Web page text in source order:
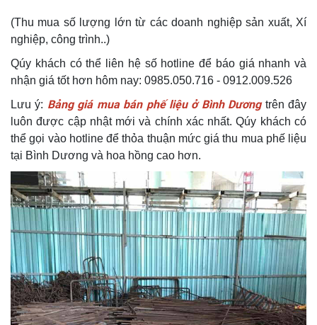
(Thu mua số lượng lớn từ các doanh nghiệp sản xuất, Xí
nghiệp, công trình..)
Qúy khách có thể liên hệ số hotline để báo giá nhanh và
nhận giá tốt hơn hôm nay: 0985.050.716 - 0912.009.526
Lưu ý: Bảng giá mua bán phế liệu ở Bình Dương trên đây
luôn được cập nhật mới và chính xác nhất. Qúy khách có
thể gọi vào hotline để thỏa thuận mức giá thu mua phế liệu
tại Bình Dương và hoa hồng cao hơn.